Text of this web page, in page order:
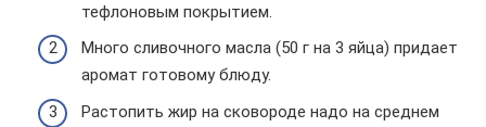
тефлоновым покрытием.
Много сливочного масла (50 г на 3 яйца) придает
аромат готовому блюду.
Растопить жир на сковороде надо на среднем